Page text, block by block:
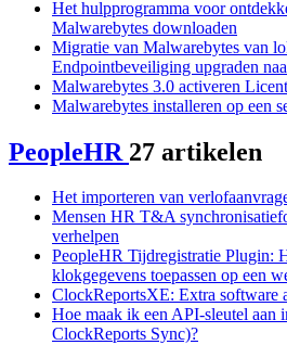
Het hulpprogramma voor
Malwarebytes downloaden
Migratie van Malwarebytes van
Endpointbeveiliging upgraden
Malwarebytes 3.0 activeren
Malwarebytes installeren op een
PeopleHR 27 artikelen
Het importeren van
Mensen HR T&A
verhelpen
PeopleHR Tijdregistratie Plugin:
klokgegevens toepassen op een
ClockReportsXE: Extra software
Hoe maak ik een API-sleutel aan
ClockReports Sync)?